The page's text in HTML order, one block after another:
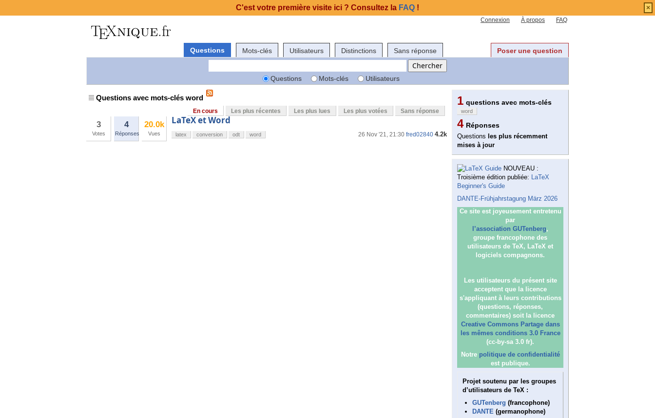
Connexion À propos FAQ
Questions Mots-clés Utilisateurs Distinctions Sans réponse Poser une question
Questions Mots-clés Utilisateurs
Questions avec mots-clés word
En cours Les plus récentes Les plus lues Les plus votées Sans réponse
3
Votes
4
Réponses
20.0k
Vues
LaTeX et Word
26 Nov '21, 21:30 fred02840 4.2k
latex conversion odt word
1 questions avec mots-clés
word
4 Réponses
Questions les plus récemment
mises à jour
NOUVEAU :
Troisième édition publiée: LaTeX
Beginner's Guide
DANTE-Frühjahrstagung März 2026
Ce site est joyeusement entretenu
par
l’association GUTenberg,
groupe francophone des
utilisateurs de TeX, LaTeX et
logiciels compagnons.
Les utilisateurs du présent site
acceptent que la licence
s'appliquant à leurs contributions
(questions, réponses,
commentaires) soit la licence
Creative Commons Partage dans
les mêmes conditions 3.0 France
(cc-by-sa 3.0 fr).
Notre politique de confidentialité
est publique.
Projet soutenu par les groupes
d’utilisateurs de TeX :
GUTenberg (francophone)
DANTE (germanophone)
C'est votre première visite ici ? Consultez la FAQ ! ×